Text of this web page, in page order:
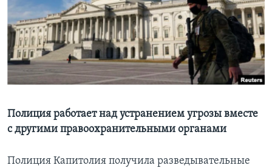
Learning English
СОЦИАЛЬНЫЕ СЕТИ
Языки
Полиция работает над устранением угрозы вместе
с другими правоохранительными органами
Полиция Капитолия получила разведывательные